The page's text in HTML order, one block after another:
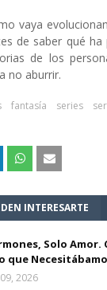
vaya
de saber qué
de los
no aburrir.
fantasía series
INTERESARTE
Solo
que
2026